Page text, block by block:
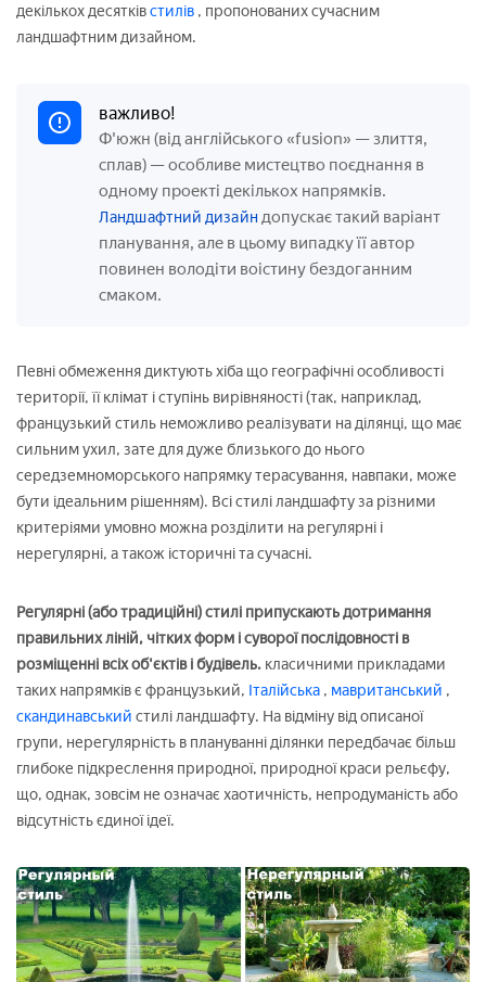
декількох десятківстилів , пропонованих сучасним
ландшафтним дизайном.
важливо!
Ф'южн (від англійського «fusion» — злиття,
сплав) — особливе мистецтво поєднання в
одному проекті декількох напрямків.
Ландшафтний дизайн допускає такий варіант
планування, але в цьому випадку її автор
повинен володіти воістину бездоганним
смаком.
Певні обмеження диктують хіба що географічні особливості
території, її клімат і ступінь вирівняності (так, наприклад,
французький стиль неможливо реалізувати на ділянці, що має
сильним ухил, зате для дуже близького до нього
середземноморського напрямку терасування, навпаки, може
бути ідеальним рішенням). Всі стилі ландшафту за різними
критеріями умовно можна розділити на регулярні і
нерегулярні, а також історичні та сучасні.
Регулярні (або традиційні) стилі припускають дотримання
правильних ліній, чітких форм і суворої послідовності в
розміщенні всіх об'єктів і будівель. класичними прикладами
таких напрямків є французький, Італійська , мавританський ,
скандинавський стилі ландшафту. На відміну від описаної
групи, нерегулярність в плануванні ділянки передбачає більш
глибоке підкреслення природної, природної краси рельєфу,
що, однак, зовсім не означає хаотичність, непродуманість або
відсутність єдиної ідеї.